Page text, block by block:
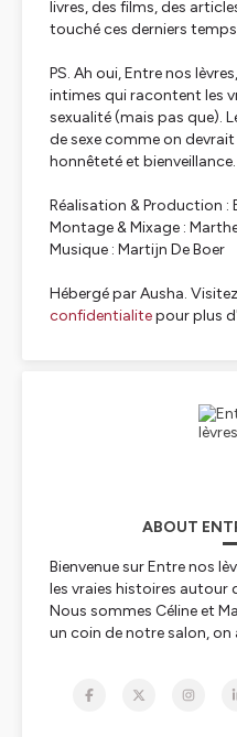
livres, des films, des
touché ces derniers
PS. Ah oui,Entre nos lèvres
intimes qui racontent les
sexualité (mais pas que).
de sexe comme on
honnêteté et bienveillance.
Réalisation & Production :
Montage & Mixage :
Musique : Martijn De Boer
Hébergé par Ausha. Visitez
confidentialitepour plus
ABOUT
Bienvenue sur Entre nos
les vraies histoires autour
Nous sommes Céline et
un coin de notre salon, on
genre, au corps, aux